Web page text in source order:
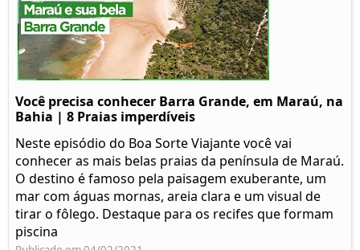
Você precisa conhecer Barra Grande, em Maraú, na
Bahia | 8 Praias imperdíveis
Neste episódio do Boa Sorte Viajante você vai
conhecer as mais belas praias da península de Maraú.
O destino é famoso pela paisagem exuberante, um
mar com águas mornas, areia clara e um visual de
tirar o fôlego. Destaque para os recifes que formam
piscina